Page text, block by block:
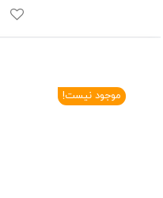
موجود نیست!